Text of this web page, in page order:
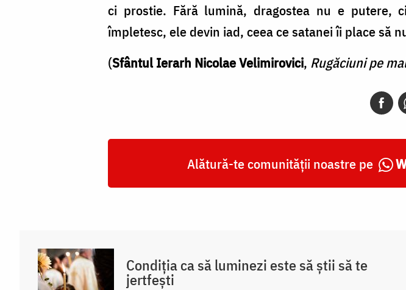
ci prostie. Fără lumină, dragostea nu e putere,
împletesc, ele devin iad, ceea ce satanei îi place să
(Sfântul Ierarh Nicolae Velimirovici, Rugăciuni pe
Alătură-te comunității noastre pe
Condiția ca să luminezi este să știi să te
jertfești